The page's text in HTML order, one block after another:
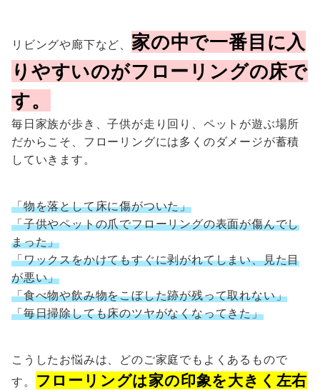
リビングや廊下など、 家の中で一番目に入
りやすいのがフローリングの床で
す。
毎日家族が歩き、子供が走り回り、ペットが遊ぶ場所
だからこそ、フローリングには多くのダメージが蓄積
していきます。
「物を落として床に傷がついた」
「子供やペットの爪でフローリングの表面が傷んでし
まった」
「ワックスをかけてもすぐに剥がれてしまい、見た目
が悪い」
「食べ物や飲み物をこぼした跡が残って取れない」
「毎日掃除しても床のツヤがなくなってきた」
こうしたお悩みは、どのご家庭でもよくあるもので
す。
フローリングは家の印象を大きく左右